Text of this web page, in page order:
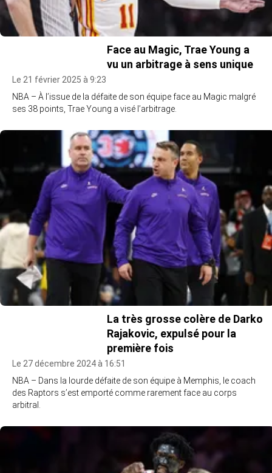
Face au Magic, Trae Young a
vu un arbitrage à sens unique
Le 21 février 2025 à 9:23
NBA – À l’issue de la défaite de son équipe face au Magic malgré
ses 38 points, Trae Young a visé l’arbitrage.
La très grosse colère de Darko
Rajakovic, expulsé pour la
première fois
Le 27 décembre 2024 à 16:51
NBA – Dans la lourde défaite de son équipe à Memphis, le coach
des Raptors s’est emporté comme rarement face au corps
arbitral.